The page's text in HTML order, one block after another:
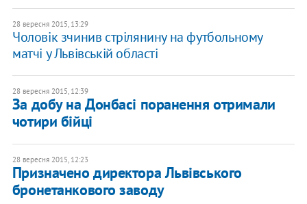
28 вересня 2015, 13:29
Чоловік зчинив стрілянину на футбольному
матчі у Львівській області
28 вересня 2015, 12:39
За добу на Донбасі поранення отримали
чотири бійці
28 вересня 2015, 12:23
Призначено директора Львівського
бронетанкового заводу